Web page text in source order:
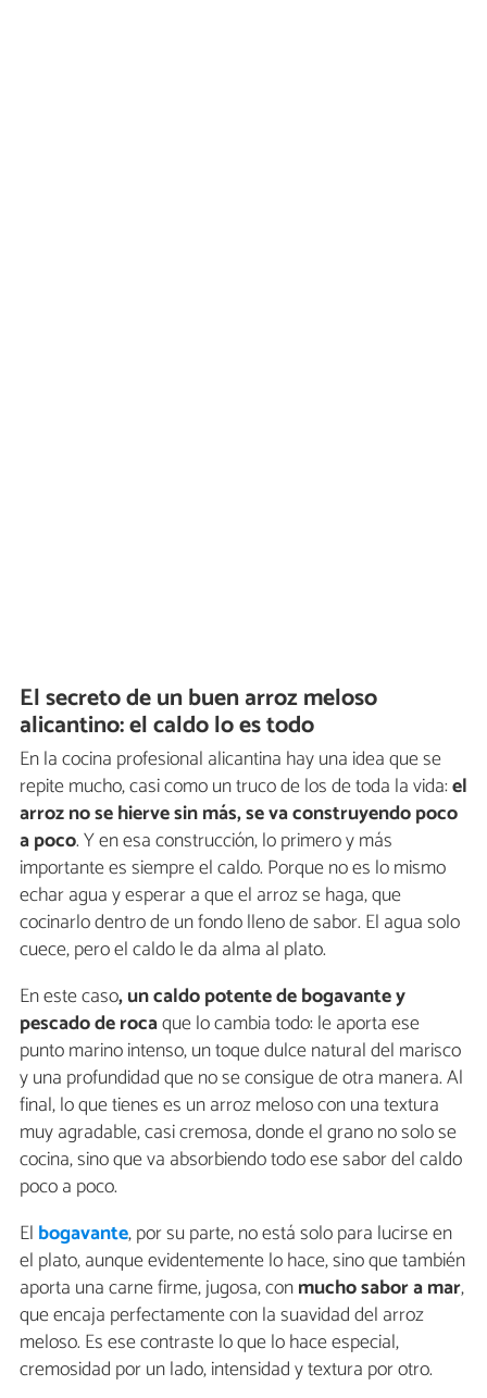
El secreto de un buen arroz meloso
alicantino: el caldo lo es todo
En la cocina profesional alicantina hay una idea que se
repite mucho, casi como un truco de los de toda la vida:el
arroz no se hierve sin más, se va construyendo poco
a poco. Y en esa construcción, lo primero y más
importante es siempre el caldo. Porque no es lo mismo
echar agua y esperar a que el arroz se haga, que
cocinarlo dentro de un fondo lleno de sabor. El agua solo
cuece, pero el caldo le da alma al plato.
En este caso, un caldo potente de bogavante y
pescado de rocaque lo cambia todo: le aporta ese
punto marino intenso, un toque dulce natural del marisco
y una profundidad que no se consigue de otra manera. Al
final, lo que tienes es un arroz meloso con una textura
muy agradable, casi cremosa, donde el grano no solo se
cocina, sino que va absorbiendo todo ese sabor del caldo
poco a poco.
El bogavante, por su parte, no está solo para lucirse en
el plato, aunque evidentemente lo hace, sino que también
aporta una carne firme, jugosa, conmucho sabor a mar,
que encaja perfectamente con la suavidad del arroz
meloso. Es ese contraste lo que lo hace especial,
cremosidad por un lado, intensidad y textura por otro.